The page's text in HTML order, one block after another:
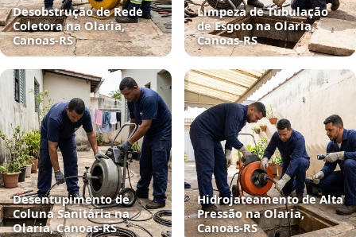
Desobstrução de Rede
Coletora na Olaria,
Canoas‑RS
Limpeza de Tubulação
de Esgoto na Olaria,
Canoas‑RS
Desentupimento de
Coluna Sanitária na
Olaria, Canoas‑RS
Hidrojateamento de Alta
Pressão na Olaria,
Canoas‑RS